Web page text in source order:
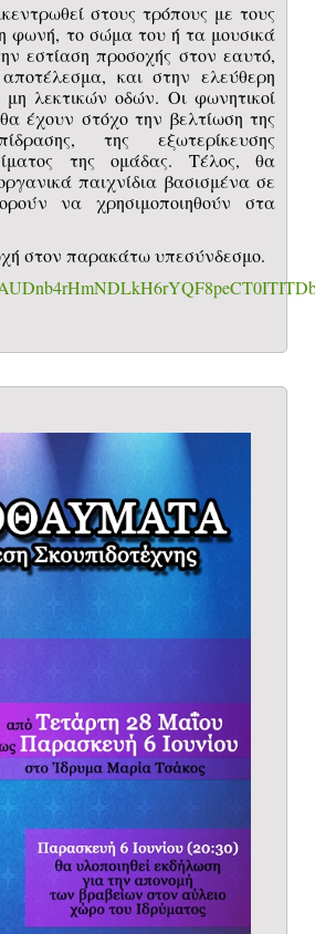
στους τρόπους με τους
φωνή, το σώμα του ή τα μουσικά
εστίαση προσοχής στον εαυτό,
και στην ελεύθερη
λεκτικών οδών. Οι φωνητικοί
έχουν στόχο την βελτίωση της
της εξωτερίκευσης
της ομάδας. Τέλος, θα
παιχνίδια βασισμένα σε
να χρησιμοποιηθούν στα
στον παρακάτω υπεσύνδεσμο.